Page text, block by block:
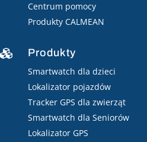
Centrum pomocy
Produkty CALMEAN
 Produkty
Smartwatch dla dzieci
Lokalizator pojazdów
Tracker GPS dla zwierząt
Smartwatch dla Seniorów
Lokalizator GPS